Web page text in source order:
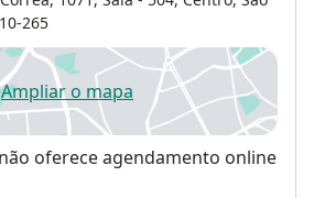
265
Ampliar o mapaabre num novo separador
oferece agendamento online